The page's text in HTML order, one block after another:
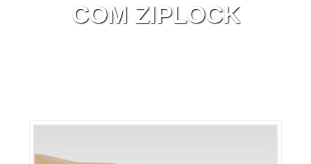
COM ZIPLOCK